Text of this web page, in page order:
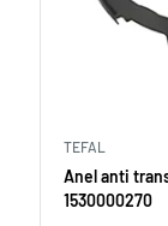
TEFAL
Anel anti
1530000270